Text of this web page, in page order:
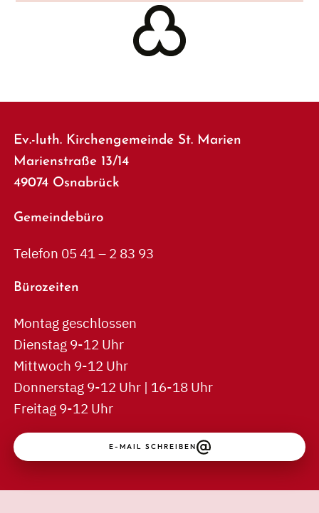
Ev.-luth. Kirchengemeinde St. Marien
Marienstraße 13/14
49074 Osnabrück
Gemeindebüro
Telefon 05 41 – 2 83 93
Bürozeiten
Montag geschlossen
Dienstag 9-12 Uhr
Mittwoch 9-12 Uhr
Donnerstag 9-12 Uhr | 16-18 Uhr
Freitag 9-12 Uhr
E-MAIL SCHREIBEN